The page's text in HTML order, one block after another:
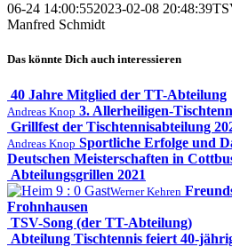
06-24 14:00:552023-02-08 20:48:39
Manfred Schmidt
Das könnte Dich auch interessieren
40 Jahre Mitglied der TT-Abteilung
Andreas Knop 3. Allerheiligen-
Grillfest der Tischtennisabteilung
Andreas Knop Sportliche Erfolge und
Deutschen Meisterschaften in
Abteilungsgrillen 2021
Werner Kehren
Frohnhausen
TSV-Song (der TT-Abteilung)
Abteilung Tischtennis feiert 40-